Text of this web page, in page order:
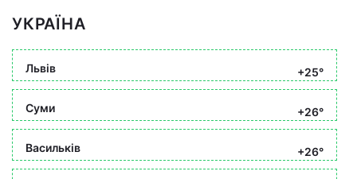
УКРАЇНА
Львів +25°
Суми +26°
Васильків +26°